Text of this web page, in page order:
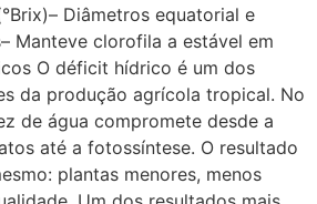
Diâmetros equatorial e
Manteve clorofila a estável em
O déficit hídrico é um dos
da produção agrícola tropical. No
de água compromete desde a
até a fotossíntese. O resultado
plantas menores, menos